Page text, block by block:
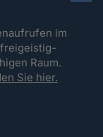
im
Raum.
Sie hier.